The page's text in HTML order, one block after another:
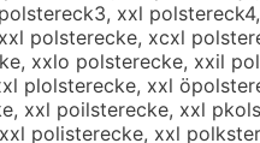
xxl
polsterecke, xcxl
xxlo polsterecke, xxil
plolsterecke, xxl
xxl poilsterecke, xxl
polisterecke, xxl